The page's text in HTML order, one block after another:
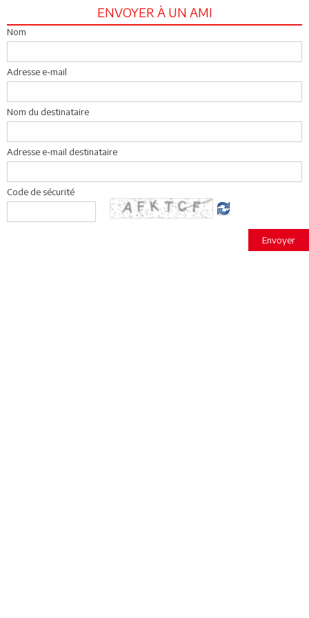
ENVOYER À UN AMI
Nom
Adresse e-mail
Nom du destinataire
Adresse e-mail destinataire
Code de sécurité
Envoyer